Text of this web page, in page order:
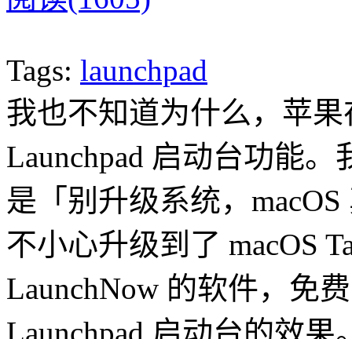
Tags: launchpad
我也不知道为什么，苹果
Launchpad 启动台功能
是「别升级系统，
不小心升级到了 macOS
LaunchNow 的软件，免
Launchpad 启动台的效